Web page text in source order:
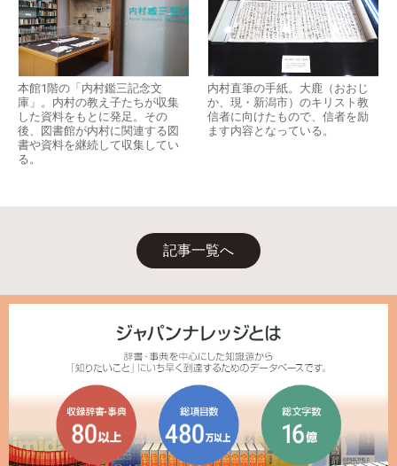
本館1階の「内村鑑三記念文
庫」。内村の教え子たちが収集
した資料をもとに発足。その
後、図書館が内村に関連する図
書や資料を継続して収集してい
る。
内村直筆の手紙。大鹿（おおじ
か、現・新潟市）のキリスト教
信者に向けたもので、信者を励
ます内容となっている。
記事一覧へ